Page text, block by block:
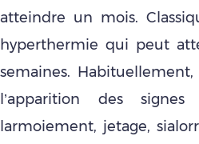
atteindre un mois.
hyperthermie qui peut
semaines.
l’apparition des
larmoiement, jetage,